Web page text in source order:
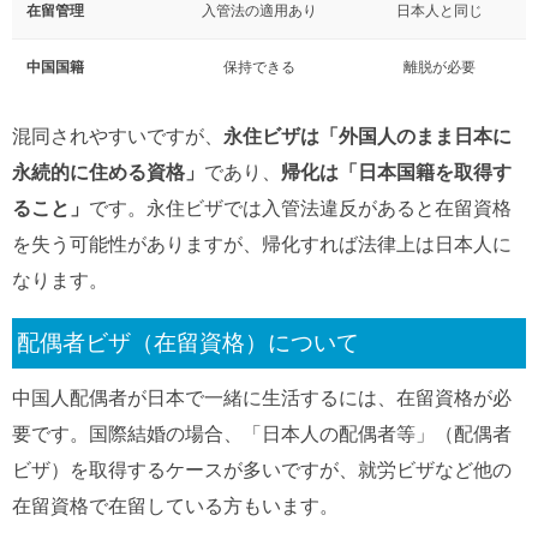
在留管理 入管法の適用あり 日本人と同じ
中国国籍 保持できる 離脱が必要
混同されやすいですが、 永住ビザは「外国人のまま日本に
永続的に住める資格」 であり、 帰化は「日本国籍を取得す
ること」 です。永住ビザでは入管法違反があると在留資格
を失う可能性がありますが、帰化すれば法律上は日本人に
なります。
配偶者ビザ（在留資格）について
中国人配偶者が日本で一緒に生活するには、在留資格が必
要です。国際結婚の場合、「日本人の配偶者等」（配偶者
ビザ）を取得するケースが多いですが、就労ビザなど他の
在留資格で在留している方もいます。